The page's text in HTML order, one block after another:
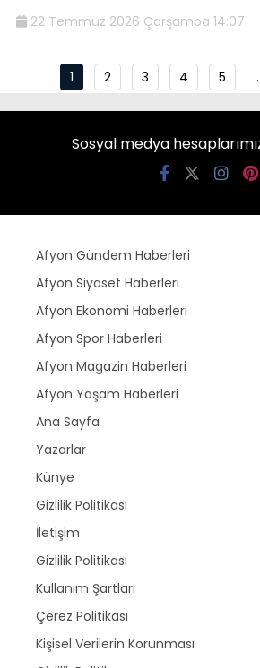
22 Temmuz 2026 Çarşamba 14:07
1 2 3 4 5
Sosyal medya
Afyon Gündem Haberleri
Afyon Siyaset Haberleri
Afyon Ekonomi Haberleri
Afyon Spor Haberleri
Afyon Magazin Haberleri
Afyon Yaşam Haberleri
Ana Sayfa
Yazarlar
Künye
Gizlilik Politikası
İletişim
Gizlilik Politikası
Kullanım Şartları
Çerez Politikası
Kişisel Verilerin Korunması